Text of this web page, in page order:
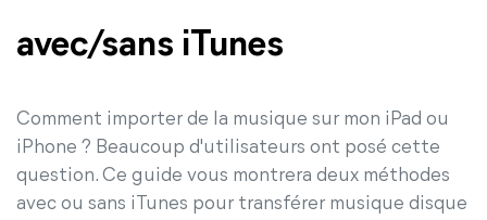
avec/sans iTunes
Comment importer de la musique sur mon iPad ou
iPhone ? Beaucoup d'utilisateurs ont posé cette
question. Ce guide vous montrera deux méthodes
avec ou sans iTunes pour transférer musique disque